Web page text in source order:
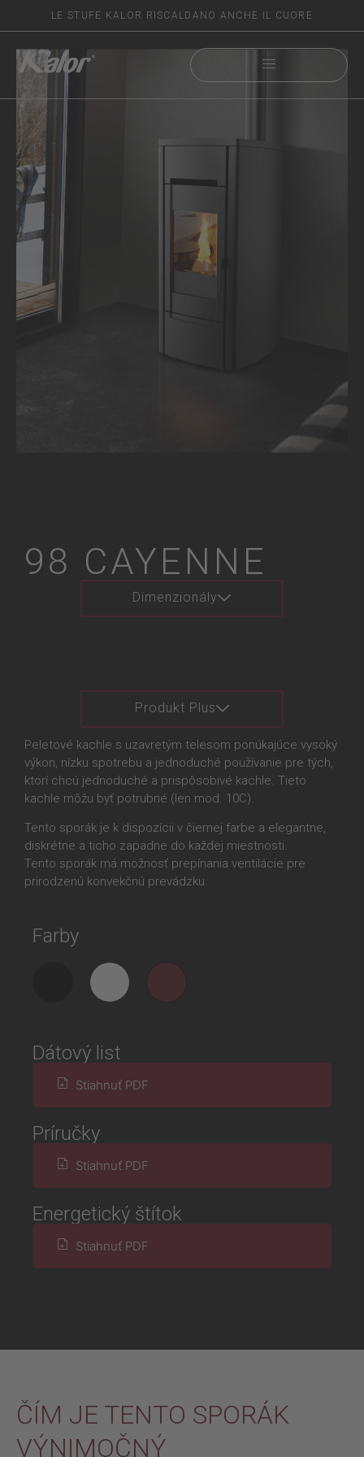
LE STUFE KALOR RISCALDANO ANCHE IL CUORE
98 CAYENNE
Dimenzionály
Produkt Plus
Peletové kachle s uzavretým telesom ponúkajúce vysoký
výkon, nízku spotrebu a jednoduché používanie pre tých,
ktorí chcú jednoduché a prispôsobivé kachle. Tieto
kachle môžu byť potrubné (len mod. 10C).
Tento sporák je k dispozícii v čiernej farbe a elegantne,
diskrétne a ticho zapadne do každej miestnosti.
Tento sporák má možnosť prepínania ventilácie pre
prirodzenú konvekčnú prevádzku.
Farby
Dátový list
Stiahnuť PDF
Príručky
Stiahnuť PDF
Energetický štítok
Stiahnuť PDF
ČÍM JE TENTO SPORÁK
VÝNIMOČNÝ